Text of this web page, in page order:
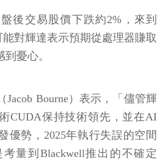
後交易股價下跌約2%，來到
能對輝達表示預期從處理器賺取
憂心。
Jacob Bourne）表示，「儘管輝
CUDA保持技術領先，並在AI
優勢，2025年執行失誤的空間
量到Blackwell推出的不確定